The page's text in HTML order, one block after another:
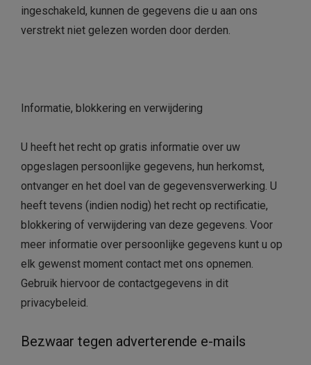
ingeschakeld, kunnen de gegevens die u aan ons
verstrekt niet gelezen worden door derden.
Informatie, blokkering en verwijdering
U heeft het recht op gratis informatie over uw
opgeslagen persoonlijke gegevens, hun herkomst,
ontvanger en het doel van de gegevensverwerking. U
heeft tevens (indien nodig) het recht op rectificatie,
blokkering of verwijdering van deze gegevens. Voor
meer informatie over persoonlijke gegevens kunt u op
elk gewenst moment contact met ons opnemen.
Gebruik hiervoor de contactgegevens in dit
privacybeleid.
Bezwaar tegen adverterende e-mails